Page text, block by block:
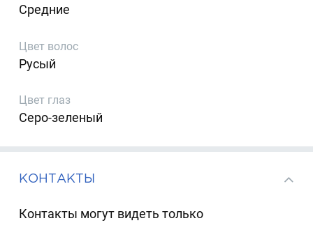
Средние
Цвет волос
Русый
Цвет глаз
Серо-зеленый
КОНТАКТЫ
Контакты могут видеть только